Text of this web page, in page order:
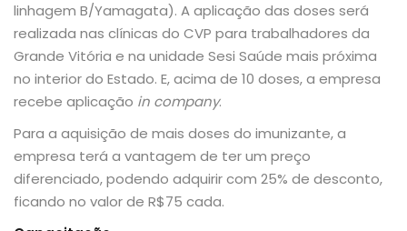
linhagem B/Yamagata). A aplicação das doses será
realizada nas clínicas do CVP para trabalhadores da
Grande Vitória e na unidade Sesi Saúde mais próxima
no interior do Estado. E, acima de 10 doses, a empresa
recebe aplicação in company.
Para a aquisição de mais doses do imunizante, a
empresa terá a vantagem de ter um preço
diferenciado, podendo adquirir com 25% de desconto,
ficando no valor de R$75 cada.